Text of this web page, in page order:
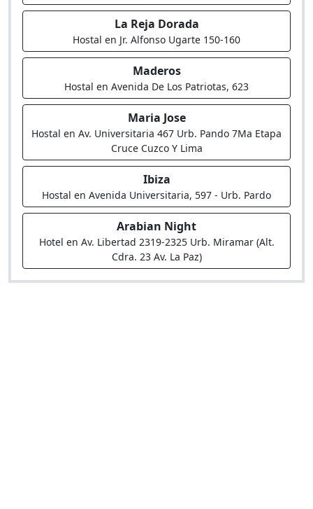
La Reja Dorada
Hostal en Jr. Alfonso Ugarte 150-160
Maderos
Hostal en Avenida De Los Patriotas, 623
Maria Jose
Hostal en Av. Universitaria 467 Urb. Pando 7Ma Etapa
Cruce Cuzco Y Lima
Ibiza
Hostal en Avenida Universitaria, 597 - Urb. Pardo
Arabian Night
Hotel en Av. Libertad 2319-2325 Urb. Miramar (Alt.
Cdra. 23 Av. La Paz)